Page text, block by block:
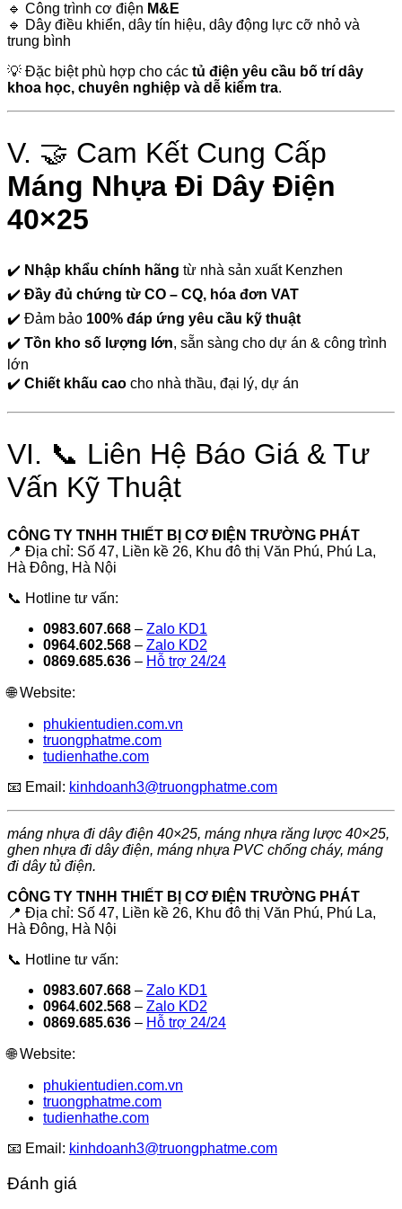
🔹 Công trình cơ điện M&E
🔹 Dây điều khiển, dây tín hiệu, dây động lực cỡ nhỏ và
trung bình
💡 Đặc biệt phù hợp cho các tủ điện yêu cầu bố trí dây
khoa học, chuyên nghiệp và dễ kiểm tra.
V. 🤝 Cam Kết Cung Cấp
Máng Nhựa Đi Dây Điện
40×25
✔️ Nhập khẩu chính hãng từ nhà sản xuất Kenzhen
✔️ Đầy đủ chứng từ CO – CQ, hóa đơn VAT
✔️ Đảm bảo 100% đáp ứng yêu cầu kỹ thuật
✔️ Tồn kho số lượng lớn, sẵn sàng cho dự án & công trình
lớn
✔️ Chiết khấu cao cho nhà thầu, đại lý, dự án
VI. 📞 Liên Hệ Báo Giá & Tư
Vấn Kỹ Thuật
CÔNG TY TNHH THIẾT BỊ CƠ ĐIỆN TRƯỜNG PHÁT
📍 Địa chỉ: Số 47, Liền kề 26, Khu đô thị Văn Phú, Phú La,
Hà Đông, Hà Nội
📞 Hotline tư vấn:
0983.607.668 – Zalo KD1
0964.602.568 – Zalo KD2
0869.685.636 – Hỗ trợ 24/24
🌐 Website:
phukientudien.com.vn
truongphatme.com
tudienhathe.com
📧 Email: kinhdoanh3@truongphatme.com
máng nhựa đi dây điện 40×25, máng nhựa răng lược 40×25,
ghen nhựa đi dây điện, máng nhựa PVC chống cháy, máng
đi dây tủ điện.
CÔNG TY TNHH THIẾT BỊ CƠ ĐIỆN TRƯỜNG PHÁT
📍 Địa chỉ: Số 47, Liền kề 26, Khu đô thị Văn Phú, Phú La,
Hà Đông, Hà Nội
📞 Hotline tư vấn:
0983.607.668 – Zalo KD1
0964.602.568 – Zalo KD2
0869.685.636 – Hỗ trợ 24/24
🌐 Website:
phukientudien.com.vn
truongphatme.com
tudienhathe.com
📧 Email: kinhdoanh3@truongphatme.com
Đánh giá